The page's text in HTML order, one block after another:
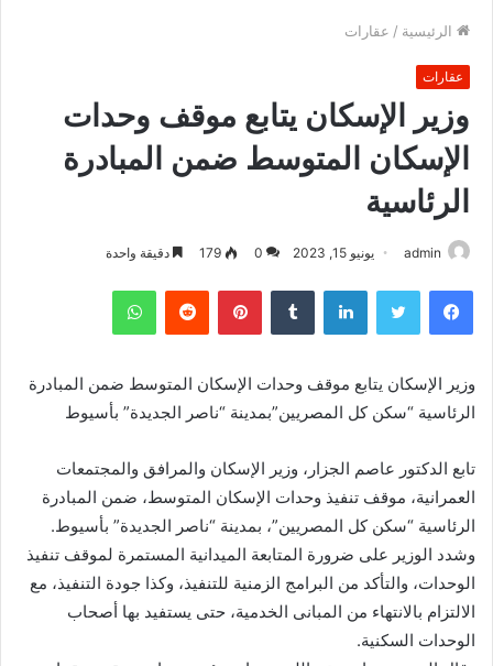
الرئيسية / عقارات
عقارات
وزير الإسكان يتابع موقف وحدات
الإسكان المتوسط ضمن المبادرة
الرئاسية
admin يونيو 15, 2023 0
179 دقيقة واحدة
فيسبوك تويتر لينكدإن بينتيريست واتساب
وزير الإسكان يتابع موقف وحدات الإسكان المتوسط ضمن المبادرة
الرئاسية “سكن كل المصريين”بمدينة “ناصر الجديدة” بأسيوط
تابع الدكتور عاصم الجزار، وزير الإسكان والمرافق والمجتمعات
العمرانية، موقف تنفيذ وحدات الإسكان المتوسط، ضمن المبادرة
الرئاسية “سكن كل المصريين”، بمدينة “ناصر الجديدة” بأسيوط.
وشدد الوزير على ضرورة المتابعة الميدانية المستمرة لموقف تنفيذ
الوحدات، والتأكد من البرامج الزمنية للتنفيذ، وكذا جودة التنفيذ، مع
الالتزام بالانتهاء من المبانى الخدمية، حتى يستفيد بها أصحاب
الوحدات السكنية.